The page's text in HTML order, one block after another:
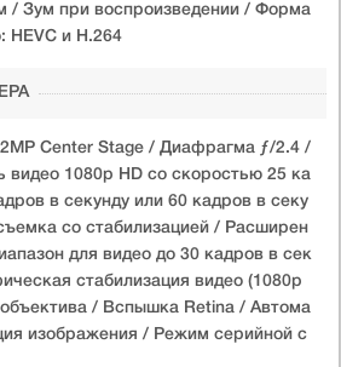
/ Зум при воспроизведении / Форма
HEVC и H.264
Center Stage / Диафрагма ƒ/2.4 /
видео 1080p HD со скоростью 25 ка
в секунду или 60 кадров в секу
со стабилизацией / Расширен
для видео до 30 кадров в сек
стабилизация видео (1080p
/ Вспышка Retina / Автома
изображения / Режим серийной с